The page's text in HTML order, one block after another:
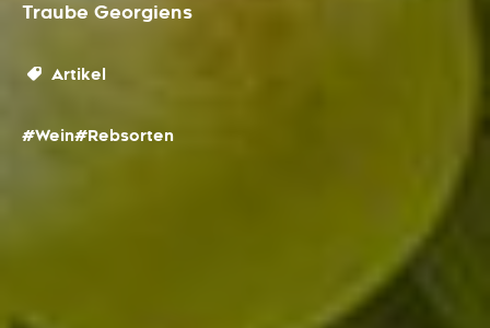
Traube Georgiens
Artikel
#Wein#Rebsorten